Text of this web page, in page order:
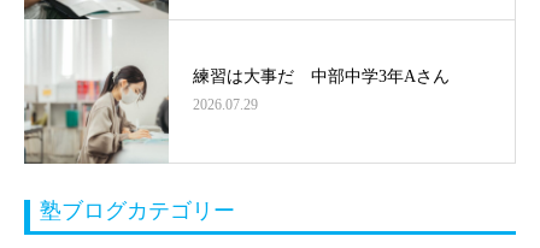
練習は大事だ 中部中学3年Aさん
2026.07.29
塾ブログカテゴリー